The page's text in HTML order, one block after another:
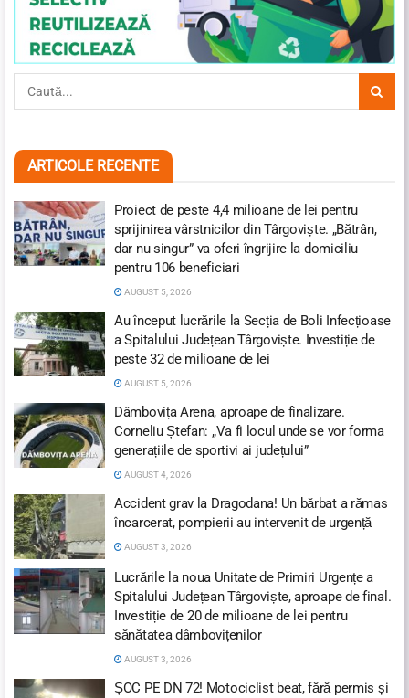
ARTICOLE RECENTE
Proiect de peste 4,4 milioane de lei pentru
sprijinirea vârstnicilor din Târgoviște. „Bătrân,
dar nu singur” va oferi îngrijire la domiciliu
pentru 106 beneficiari
AUGUST 5, 2026
Au început lucrările la Secția de Boli Infecțioase
a Spitalului Județean Târgoviște. Investiție de
peste 32 de milioane de lei
AUGUST 5, 2026
Dâmbovița Arena, aproape de finalizare.
Corneliu Ștefan: „Va fi locul unde se vor forma
generațiile de sportivi ai județului”
AUGUST 4, 2026
Accident grav la Dragodana! Un bărbat a rămas
încarcerat, pompierii au intervenit de urgență
AUGUST 3, 2026
Lucrările la noua Unitate de Primiri Urgențe a
Spitalului Județean Târgoviște, aproape de final.
Investiție de 20 de milioane de lei pentru
sănătatea dâmbovițenilor
AUGUST 3, 2026
ȘOC PE DN 72! Motociclist beat, fără permis și